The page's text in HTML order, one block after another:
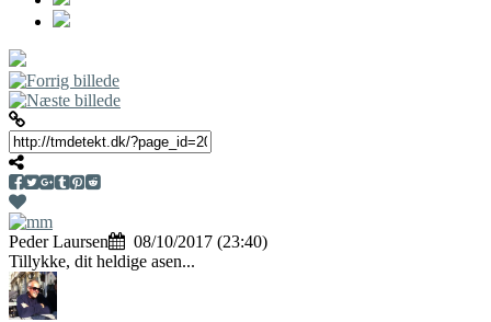
Peder Laursen
08/10/2017 (23:40)
Tillykke, dit heldige asen...